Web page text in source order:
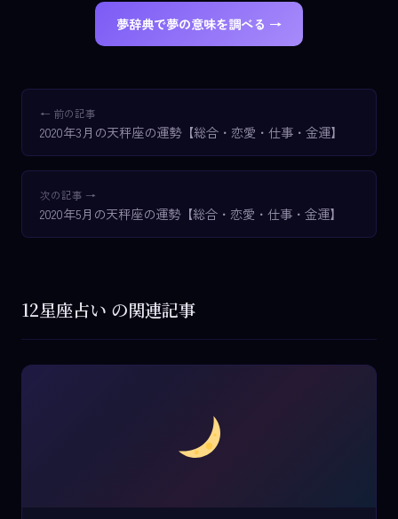
夢辞典で夢の意味を調べる →
← 前の記事
2020年3月の天秤座の運勢【総合・恋愛・仕事・金運】
次の記事 →
2020年5月の天秤座の運勢【総合・恋愛・仕事・金運】
12星座占い の関連記事